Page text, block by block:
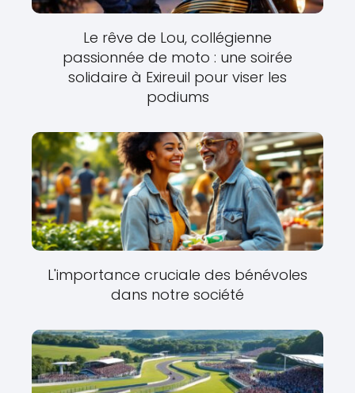
Le rêve de Lou, collégienne
passionnée de moto : une soirée
solidaire à Exireuil pour viser les
podiums
L'importance cruciale des bénévoles
dans notre société